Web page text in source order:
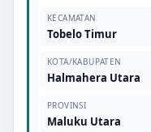
KECAMATAN
Tobelo Timur
KOTA/KABUPATEN
Halmahera Utara
PROVINSI
Maluku Utara